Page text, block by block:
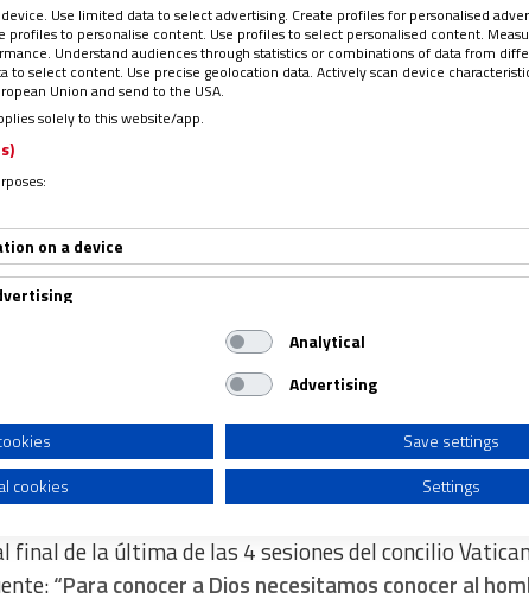
el retrato quelos textos litúrgicos hacen del papa
y el papa de la paz.
definido en la oración de la misa como “apóstol
impulso al Vaticano II y en el desarrollo de las
que Montini promocionó con su
por sus enseñanzas,podamos cooperar
II
se
final de la última de las 4 sesiones del concilio
“Para conocer a Dios necesitamos conocer al
Use limited data to select advertising. Create profiles for personalised
profiles to personalise content. Use profiles to select personalised content.
Understand audiences through statistics or combinations of data from
to select content. Use precise geolocation data. Actively scan device
Union and send to the USA.
solely to this website/app.
on a device
advertising
advertising
content
content
Analytical
Advertising
Save settings
cookies
Settings